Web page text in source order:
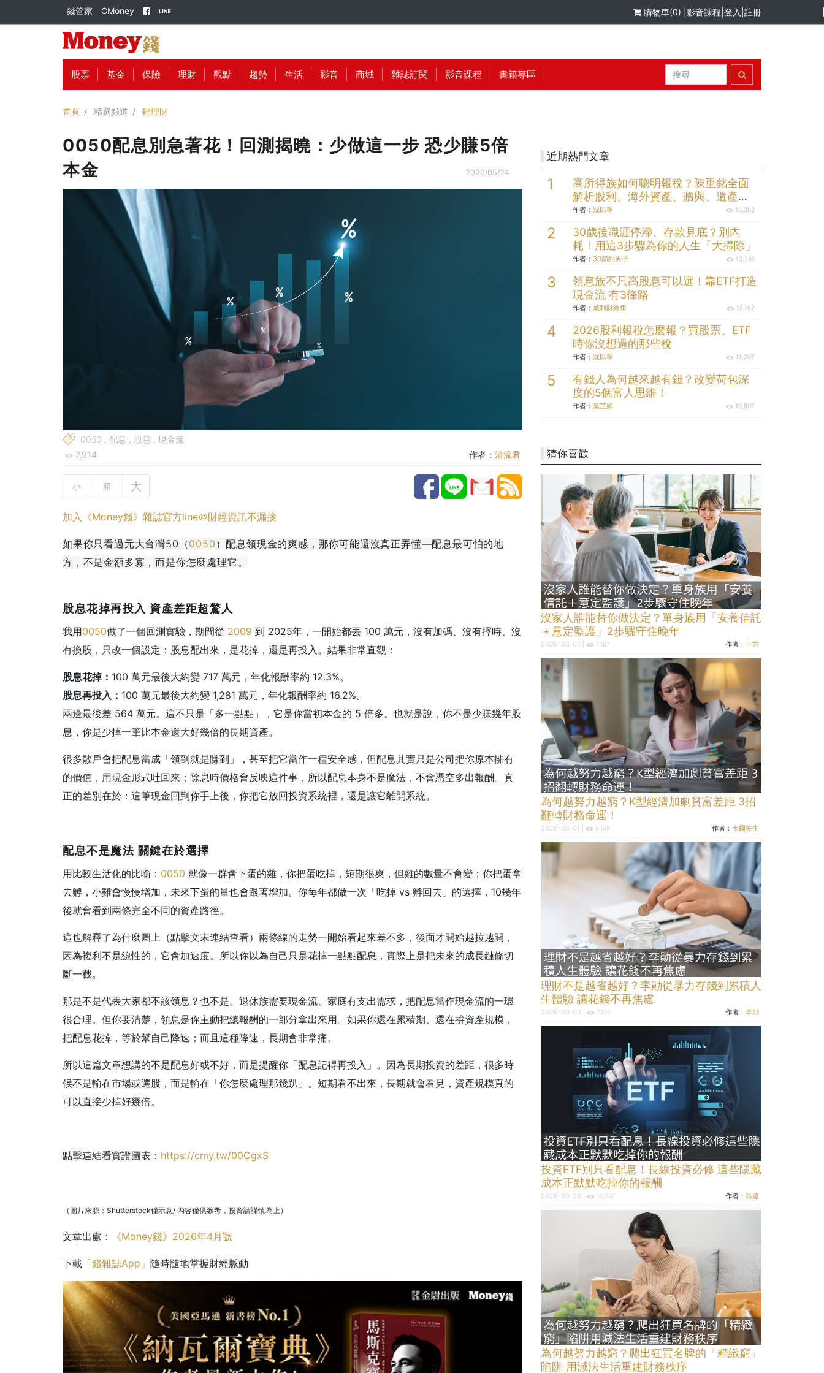
錢管家 CMoney 購物車(0) 影音課程 登入 註冊
股票 基金 保險 理財 觀點 趨勢 生活 影音 商城 雜誌訂閱 影音課程 書籍專區
首頁 精選頻道 輕理財
0050配息別急著花！回測揭曉：少做這一步 恐少賺5倍
本金
2026/05/24
0050 , 配息 , 股息 , 現金流
7,914
作者： 清流君
小 原 大
加入《Money錢》雜誌官方line＠財經資訊不漏接
如果你只看過元大台灣50（0050 ）配息領現金的爽感，那你可能還沒真正弄懂—配息最可怕的地
方，不是金額多寡，而是你怎麼處理它。
股息花掉再投入 資產差距超驚人
我用0050做了一個回測實驗，期間從 2009 到 2025年，一開始都丟 100 萬元，沒有加碼、沒有擇時、沒
有換股，只改一個設定：股息配出來，是花掉，還是再投入。結果非常直觀：
股息花掉： 100 萬元最後大約變 717 萬元，年化報酬率約 12.3%。
股息再投入： 100 萬元最後大約變 1,281 萬元，年化報酬率約 16.2%。
兩邊最後差 564 萬元。這不只是「多一點點」，它是你當初本金的 5 倍多。也就是說，你不是少賺幾年股
息，你是少掉一筆比本金還大好幾倍的長期資產。
很多散戶會把配息當成「領到就是賺到」，甚至把它當作一種安全感，但配息其實只是公司把你原本擁有
的價值，用現金形式吐回來；除息時價格會反映這件事，所以配息本身不是魔法，不會憑空多出報酬。真
正的差別在於：這筆現金回到你手上後，你把它放回投資系統裡，還是讓它離開系統。
配息不是魔法 關鍵在於選擇
用比較生活化的比喻： 0050 就像一群會下蛋的雞，你把蛋吃掉，短期很爽，但雞的數量不會變；你把蛋拿
去孵，小雞會慢慢增加，未來下蛋的量也會跟著增加。你每年都做一次「吃掉 vs 孵回去」的選擇，10幾年
後就會看到兩條完全不同的資產路徑。
這也解釋了為什麼圖上（點擊文末連結查看）兩條線的走勢一開始看起來差不多，後面才開始越拉越開，
因為複利不是線性的，它會加速度。所以你以為自己只是花掉一點點配息，實際上是把未來的成長鏈條切
斷一截。
那是不是代表大家都不該領息？也不是。退休族需要現金流、家庭有支出需求，把配息當作現金流的一環
很合理。但你要清楚，領息是你主動把總報酬的一部分拿出來用。如果你還在累積期、還在拚資產規模，
把配息花掉，等於幫自己降速；而且這種降速，長期會非常痛。
所以這篇文章想講的不是配息好或不好，而是提醒你「配息記得再投入」。因為長期投資的差距，很多時
候不是輸在市場或選股，而是輸在「你怎麼處理那幾趴」。短期看不出來，長期就會看見，資產規模真的
可以直接少掉好幾倍。
點擊連結看實證圖表： https://cmy.tw/00CgxS
（圖片來源：Shutterstock僅示意/ 內容僅供參考，投資請謹慎為上）
文章出處： 《Money錢》2026年4月號
下載 「錢雜誌App」 隨時隨地掌握財經脈動
近期熱門文章
高所得族如何聰明報稅？陳重銘全面
解析股利、海外資產、贈與、遺產報
稅規劃
作者： 沈以寧 13,352
30歲後職涯停滯、存款見底？別內
耗！用這3步驟為你的人生「大掃除」
作者： 30節約男子 12,751
領息族不只高股息可以選！靠ETF打造
現金流 有3條路
作者： 威利財經角 12,152
2026股利報稅怎麼報？買股票、ETF
時你沒想過的那些稅
作者： 沈以寧 11,207
有錢人為何越來越有錢？改變荷包深
度的5個富人思維！
作者： 葉芷娟 10,907
猜你喜歡
沒家人誰能替你做決定？單身族用「安養信託
＋意定監護」2步驟守住晚年
2026-03-07 | 7,167 作者：十方
為何越努力越窮？K型經濟加劇貧富差距 3招
翻轉財務命運！
2026-05-01 | 9,149 作者：卡爾先生
理財不是越省越好？李勛從暴力存錢到累積人
生體驗 讓花錢不再焦慮
2026-03-03 | 7,120 作者：李勛
投資ETF別只看配息！長線投資必修 這些隱藏
成本正默默吃掉你的報酬
2026-03-26 | 10,247 作者：張遠
為何越努力越窮？爬出狂買名牌的「精緻窮」
陷阱 用減法生活重建財務秩序